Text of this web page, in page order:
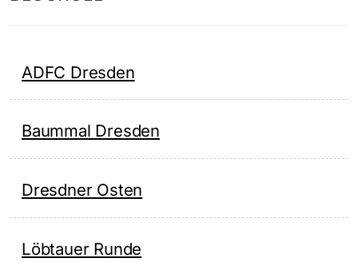
ADFC Dresden
Baummal Dresden
Dresdner Osten
Löbtauer Runde